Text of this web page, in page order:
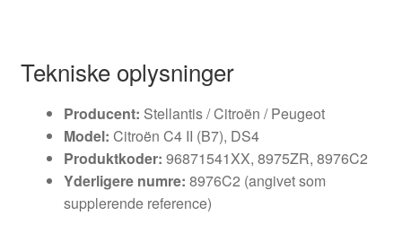
Tekniske oplysninger
Producent: Stellantis / Citroën / Peugeot
Model: Citroën C4 II (B7), DS4
Produktkoder: 96871541XX, 8975ZR, 8976C2
Yderligere numre: 8976C2 (angivet som
supplerende reference)